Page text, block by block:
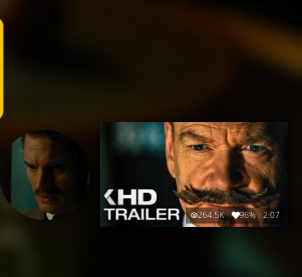
264.5K 98% 2:07